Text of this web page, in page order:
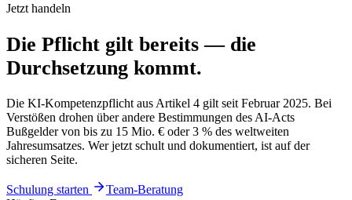
Jetzt handeln
Die Pflicht gilt bereits — die
Durchsetzung kommt.
Die KI-Kompetenzpflicht aus Artikel 4 gilt seit Februar 2025. Bei
Verstößen drohen über andere Bestimmungen des AI-Acts
Bußgelder von bis zu 15 Mio. € oder 3 % des weltweiten
Jahresumsatzes. Wer jetzt schult und dokumentiert, ist auf der
sicheren Seite.
Schulung starten
Team-Beratung